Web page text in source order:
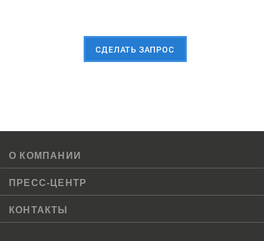
CДЕЛАТЬ ЗАПРОС
О КОМПАНИИ
ПРЕСС-ЦЕНТР
КОНТАКТЫ